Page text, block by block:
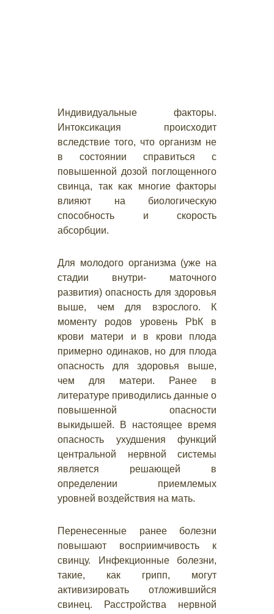
Индивидуальные факторы.
Интоксикация происходит
вследствие того, что организм не
в состоянии справиться с
повышенной дозой поглощенного
свинца, так как многие факторы
влияют на биологическую
способность и скорость
абсорбции.
Для молодого организма (уже на
стадии внутри- маточного
развития) опасность для здоровья
выше, чем для взрослого. К
моменту родов уровень РbК в
крови матери и в крови плода
примерно одинаков, но для плода
опасность для здоровья выше,
чем для матери. Ранее в
литературе приводились данные о
повышенной опасности
выкидышей. В настоящее время
опасность ухудшения функций
центральной нервной системы
является решающей в
определении приемлемых
уровней воздействия на мать.
Перенесенные ранее болезни
повышают восприимчивость к
свинцу. Инфекционные болезни,
такие, как грипп, могут
активизировать отложившийся
свинец. Расстройства нервной